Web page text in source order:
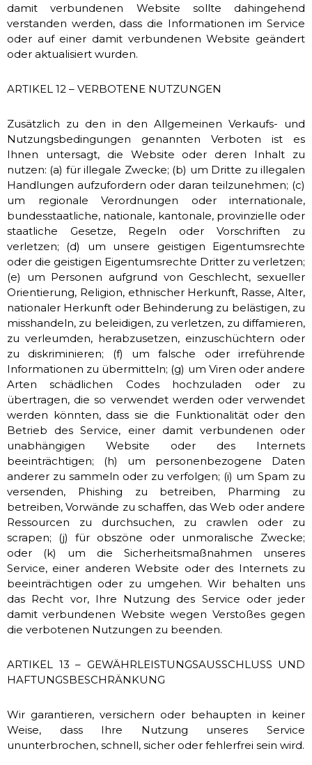
damit verbundenen Website sollte dahingehend
verstanden werden, dass die Informationen im Service
oder auf einer damit verbundenen Website geändert
oder aktualisiert wurden.
ARTIKEL 12 – VERBOTENE NUTZUNGEN
Zusätzlich zu den in den Allgemeinen Verkaufs- und
Nutzungsbedingungen genannten Verboten ist es
Ihnen untersagt, die Website oder deren Inhalt zu
nutzen: (a) für illegale Zwecke; (b) um Dritte zu illegalen
Handlungen aufzufordern oder daran teilzunehmen; (c)
um regionale Verordnungen oder internationale,
bundesstaatliche, nationale, kantonale, provinzielle oder
staatliche Gesetze, Regeln oder Vorschriften zu
verletzen; (d) um unsere geistigen Eigentumsrechte
oder die geistigen Eigentumsrechte Dritter zu verletzen;
(e) um Personen aufgrund von Geschlecht, sexueller
Orientierung, Religion, ethnischer Herkunft, Rasse, Alter,
nationaler Herkunft oder Behinderung zu belästigen, zu
misshandeln, zu beleidigen, zu verletzen, zu diffamieren,
zu verleumden, herabzusetzen, einzuschüchtern oder
zu diskriminieren; (f) um falsche oder irreführende
Informationen zu übermitteln; (g) um Viren oder andere
Arten schädlichen Codes hochzuladen oder zu
übertragen, die so verwendet werden oder verwendet
werden könnten, dass sie die Funktionalität oder den
Betrieb des Service, einer damit verbundenen oder
unabhängigen Website oder des Internets
beeinträchtigen; (h) um personenbezogene Daten
anderer zu sammeln oder zu verfolgen; (i) um Spam zu
versenden, Phishing zu betreiben, Pharming zu
betreiben, Vorwände zu schaffen, das Web oder andere
Ressourcen zu durchsuchen, zu crawlen oder zu
scrapen; (j) für obszöne oder unmoralische Zwecke;
oder (k) um die Sicherheitsmaßnahmen unseres
Service, einer anderen Website oder des Internets zu
beeinträchtigen oder zu umgehen. Wir behalten uns
das Recht vor, Ihre Nutzung des Service oder jeder
damit verbundenen Website wegen Verstoßes gegen
die verbotenen Nutzungen zu beenden.
ARTIKEL 13 – GEWÄHRLEISTUNGSAUSSCHLUSS UND
HAFTUNGSBESCHRÄNKUNG
Wir garantieren, versichern oder behaupten in keiner
Weise, dass Ihre Nutzung unseres Service
ununterbrochen, schnell, sicher oder fehlerfrei sein wird.